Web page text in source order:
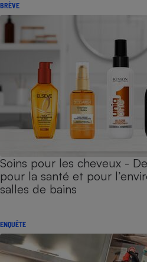
BRÈVE
Soins pour les cheveux -
pour la santé et pour
salles de bains
ENQUÊTE